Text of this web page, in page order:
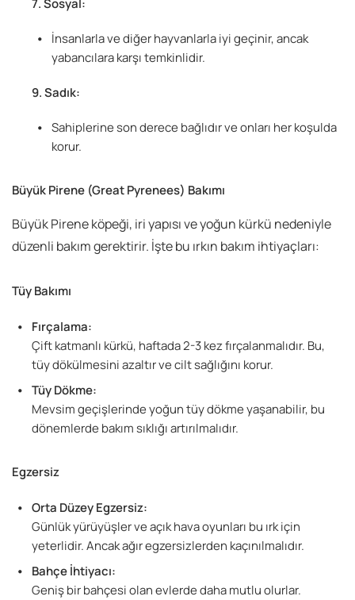
Sosyal:
İnsanlarla ve diğer hayvanlarla iyi geçinir, ancak
yabancılara karşı temkinlidir.
Sadık:
Sahiplerine son derece bağlıdır ve onları her koşulda
korur.
Büyük Pirene (Great Pyrenees) Bakımı
Büyük Pirene köpeği, iri yapısı ve yoğun kürkü nedeniyle
düzenli bakım gerektirir. İşte bu ırkın bakım ihtiyaçları:
Tüy Bakımı
Fırçalama:
Çift katmanlı kürkü, haftada 2-3 kez fırçalanmalıdır. Bu,
tüy dökülmesini azaltır ve cilt sağlığını korur.
Tüy Dökme:
Mevsim geçişlerinde yoğun tüy dökme yaşanabilir, bu
dönemlerde bakım sıklığı artırılmalıdır.
Egzersiz
Orta Düzey Egzersiz:
Günlük yürüyüşler ve açık hava oyunları bu ırk için
yeterlidir. Ancak ağır egzersizlerden kaçınılmalıdır.
Bahçe İhtiyacı:
Geniş bir bahçesi olan evlerde daha mutlu olurlar.